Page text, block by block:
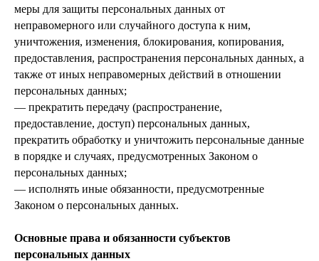
меры для защиты персональных данных от
неправомерного или случайного доступа к ним,
уничтожения, изменения, блокирования, копирования,
предоставления, распространения персональных данных, а
также от иных неправомерных действий в отношении
персональных данных;
— прекратить передачу (распространение,
предоставление, доступ) персональных данных,
прекратить обработку и уничтожить персональные данные
в порядке и случаях, предусмотренных Законом о
персональных данных;
— исполнять иные обязанности, предусмотренные
Законом о персональных данных.
Основные права и обязанности субъектов
персональных данных